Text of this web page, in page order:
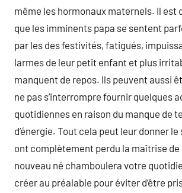
même les hormonaux maternels. Il est
que les imminents papa se sentent
par les des festivités, fatigués,
larmes de leur petit enfant et plus
manquent de repos. Ils peuvent aussi
ne pas s’interrompre fournir quelques
quotidiennes en raison du manque de
d’énergie. Tout cela peut leur donner le
ont complètement perdu la maîtrise de
nouveau né chamboulera votre
créer au préalable pour éviter d’être